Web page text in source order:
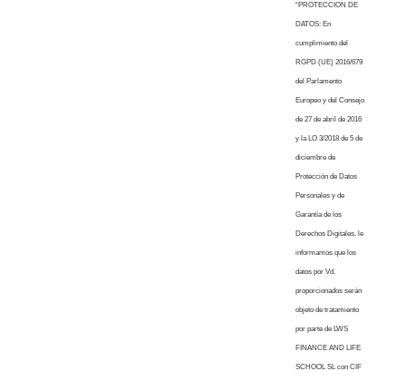
“PROTECCION DE
DATOS: En
cumplimiento del
RGPD (UE) 2016/679
del Parlamento
Europeo y del Consejo
de 27 de abril de 2016
y la LO 3/2018 de 5 de
diciembre de
Protección de Datos
Personales y de
Garantía de los
Derechos Digitales, le
informamos que los
datos por Vd.
proporcionados serán
objeto de tratamiento
por parte de LWS
FINANCE AND LIFE
SCHOOL SL con CIF